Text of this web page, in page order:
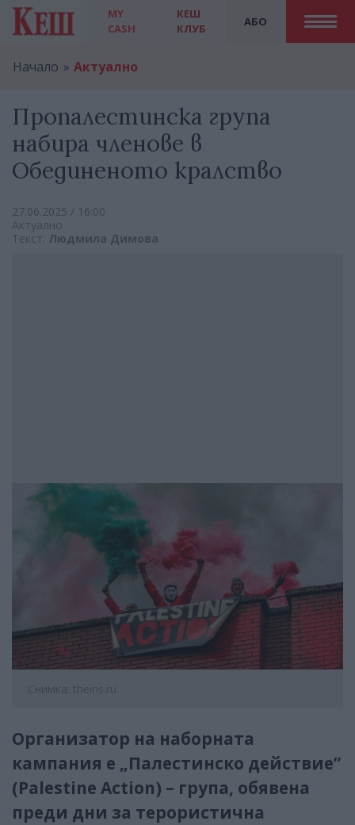
MY
CASH
АБО
КЕШ
КЛУБ
Начало Актуално
Пропалестинска група
набира членове в
Обединеното кралство
27.06.2025 / 16:00
Актуално
Текст: Людмила Димова
Снимка: theins.ru
Организатор на наборната
кампания е „Палестинско действие”
(Palestine Action) – група, обявена
преди дни за терористична